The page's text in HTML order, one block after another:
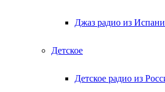
Джаз радио из
Детское
Детское радио из